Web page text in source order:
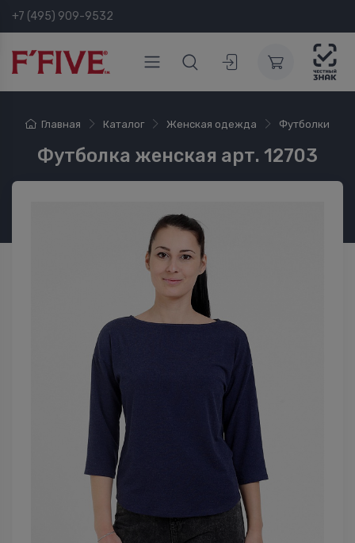
+7 (495) 909-9532
Главная Каталог Женская одежда Футболки
Футболка женская арт. 12703